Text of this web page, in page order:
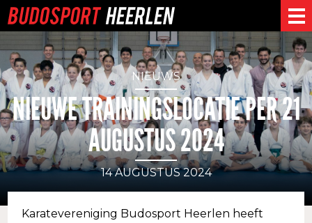
NIEUWS
NIEUWE TRAININGSLOCATIE PER 21
AUGUSTUS 2024
14 AUGUSTUS 2024
Karatevereniging Budosport Heerlen heeft